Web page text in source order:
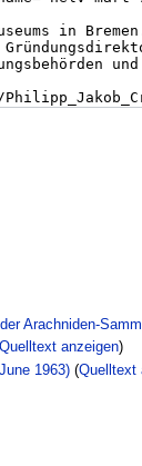
Arachniden-
anzeigen)
1963)(Quelltext